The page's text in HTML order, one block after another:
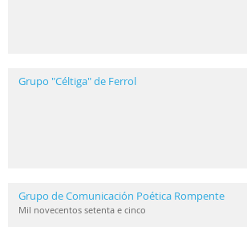
Grupo "Céltiga" de Ferrol
Grupo de Comunicación Poética Rompente
Mil novecentos setenta e cinco